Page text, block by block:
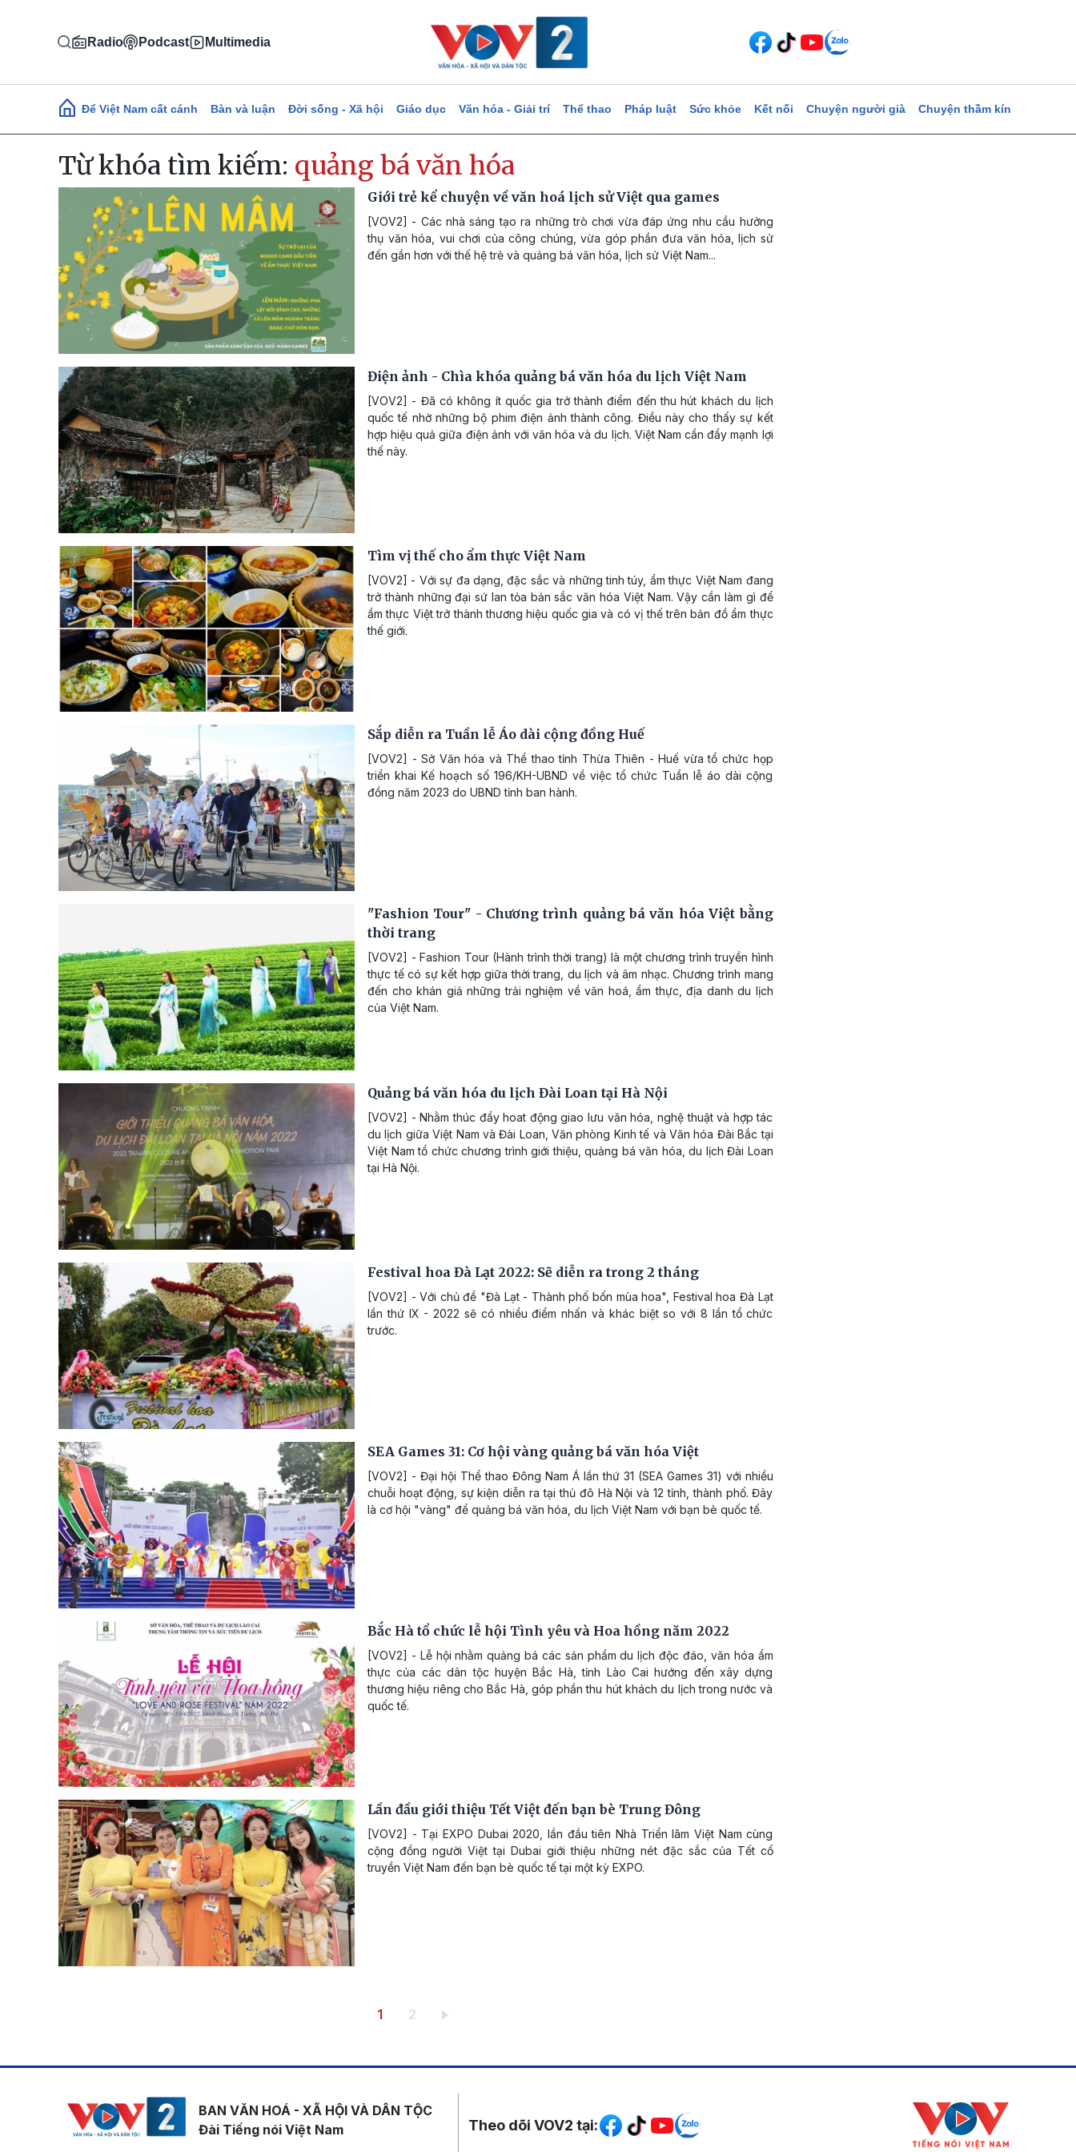
Radio Podcast Multimedia
Main navigation
Để Việt Nam cất cánh Bàn và luận Đời sống - Xã hội Giáo dục Văn hóa - Giải trí Thể thao Pháp luật Sức khỏe Kết nối Chuyện người già Chuyện thầm kín
Từ khóa tìm kiếm: quảng bá văn hóa
Giới trẻ kể chuyện về văn hoá lịch sử Việt qua games
[VOV2] - Các nhà sáng tạo ra những trò chơi vừa đáp ứng nhu cầu hưởng
thụ văn hóa, vui chơi của công chúng, vừa góp phần đưa văn hóa, lịch sử
đến gần hơn với thế hệ trẻ và quảng bá văn hóa, lịch sử Việt Nam...
Điện ảnh - Chìa khóa quảng bá văn hóa du lịch Việt Nam
[VOV2] - Đã có không ít quốc gia trở thành điểm đến thu hút khách du lịch
quốc tế nhờ những bộ phim điện ảnh thành công. Điều này cho thấy sự kết
hợp hiệu quả giữa điện ảnh với văn hóa và du lịch. Việt Nam cần đẩy mạnh lợi
thế này.
Tìm vị thế cho ẩm thực Việt Nam
[VOV2] - Với sự đa dạng, đặc sắc và những tinh túy, ẩm thực Việt Nam đang
trở thành những đại sứ lan tỏa bản sắc văn hóa Việt Nam. Vậy cần làm gì để
ẩm thực Việt trở thành thương hiệu quốc gia và có vị thế trên bản đồ ẩm thực
thế giới.
Sắp diễn ra Tuần lễ Áo dài cộng đồng Huế
[VOV2] - Sở Văn hóa và Thể thao tỉnh Thừa Thiên - Huế vừa tổ chức họp
triển khai Kế hoạch số 196/KH-UBND về việc tổ chức Tuần lễ áo dài cộng
đồng năm 2023 do UBND tỉnh ban hành.
"Fashion Tour" - Chương trình quảng bá văn hóa Việt bằng
thời trang
[VOV2] - Fashion Tour (Hành trình thời trang) là một chương trình truyền hình
thực tế có sự kết hợp giữa thời trang, du lịch và âm nhạc. Chương trình mang
đến cho khán giả những trải nghiệm về văn hoá, ẩm thực, địa danh du lịch
của Việt Nam.
Quảng bá văn hóa du lịch Đài Loan tại Hà Nội
[VOV2] - Nhằm thúc đẩy hoat động giao lưu văn hóa, nghệ thuật và hợp tác
du lịch giữa Việt Nam và Đài Loan, Văn phòng Kinh tế và Văn hóa Đài Bắc tại
Việt Nam tổ chức chương trình giới thiệu, quảng bá văn hóa, du lịch Đài Loan
tại Hà Nội.
Festival hoa Đà Lạt 2022: Sẽ diễn ra trong 2 tháng
[VOV2] - Với chủ đề "Đà Lạt - Thành phố bốn mùa hoa", Festival hoa Đà Lạt
lần thứ IX - 2022 sẽ có nhiều điểm nhấn và khác biệt so với 8 lần tổ chức
trước.
SEA Games 31: Cơ hội vàng quảng bá văn hóa Việt
[VOV2] - Đại hội Thể thao Đông Nam Á lần thứ 31 (SEA Games 31) với nhiều
chuỗi hoạt động, sự kiện diễn ra tại thủ đô Hà Nội và 12 tỉnh, thành phố. Đây
là cơ hội "vàng" để quảng bá văn hóa, du lịch Việt Nam với bạn bè quốc tế.
Bắc Hà tổ chức lễ hội Tình yêu và Hoa hồng năm 2022
[VOV2] - Lễ hội nhằm quảng bá các sản phẩm du lịch độc đáo, văn hóa ẩm
thực của các dân tộc huyện Bắc Hà, tỉnh Lào Cai hướng đến xây dựng
thương hiệu riêng cho Bắc Hà, góp phần thu hút khách du lịch trong nước và
quốc tế.
Lần đầu giới thiệu Tết Việt đến bạn bè Trung Đông
[VOV2] - Tại EXPO Dubai 2020, lần đầu tiên Nhà Triển lãm Việt Nam cùng
cộng đồng người Việt tại Dubai giới thiệu những nét đặc sắc của Tết cổ
truyền Việt Nam đến bạn bè quốc tế tại một kỳ EXPO.
Trang hiện thời
1 Trang
2
BAN VĂN HOÁ - XÃ HỘI VÀ DÂN TỘC
Đài Tiếng nói Việt Nam
Mạng xã hội
Theo dõi VOV2 tại: